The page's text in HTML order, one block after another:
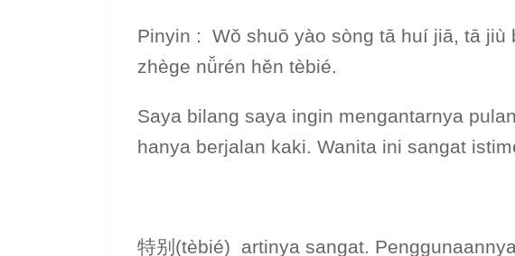
Pinyin : Wǒ shuō yào sòng tā huí jiā, tā jiù
zhège nǚrén hěn tèbié.
Saya bilang saya ingin mengantarnya
hanya berjalan kaki. Wanita ini sangat
特别(tèbié) artinya sangat.